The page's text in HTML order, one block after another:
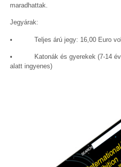
maradhattak.
Jegyárak:
• Teljes árú jegy: 16,00 Euro
• Katonák és gyerekek (7-14
alatt ingyenes)